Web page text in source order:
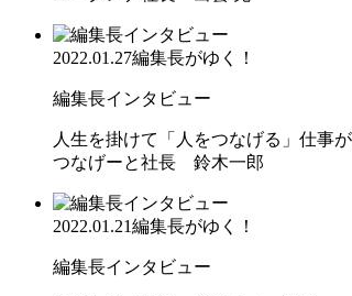
2022.01.27編集長がゆく！
編集長インタビュー
人生を掛けて「人をつなげる」仕事
つなげーと社長 鈴木一郎
2022.01.21編集長がゆく！
編集長インタビュー